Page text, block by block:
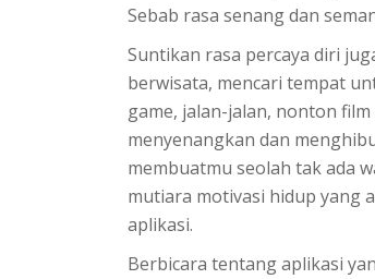
Sebab rasa senang dan
Suntikan rasa percaya diri
berwisata, mencari tempat
game, jalan-jalan, nonton
menyenangkan dan
membuatmu seolah tak ada
mutiara motivasi hidup yang
aplikasi.
Berbicara tentang aplikasi